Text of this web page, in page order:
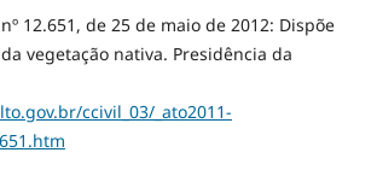
12.651, de 25 de maio de 2012: Dispõe
vegetação nativa. Presidência da
ccivil_03/_ato2011-